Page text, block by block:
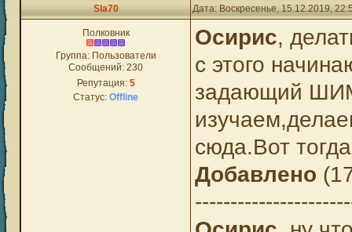
Sla70 Дата: Воскресенье, 15.12.2019,
Полковник
Группа: Пользователи
Сообщений: 230
Репутация: 5
Статус: Offline
Осирис,
с этого
задающий
сюда.Вот
Добавлено